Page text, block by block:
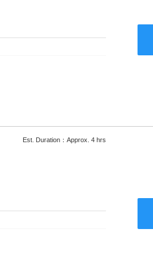
Est. Duration：Approx. 4 hrs